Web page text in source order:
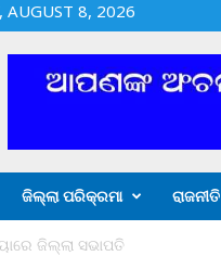
AUGUST 8, 2026
ଜିଲ୍ଲା ପରିକ୍ରମା ରାଜନୀତି
ଜିଲ୍ଲା ସଭାପତି